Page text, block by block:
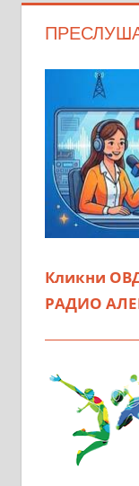
Кликни
РАДИО